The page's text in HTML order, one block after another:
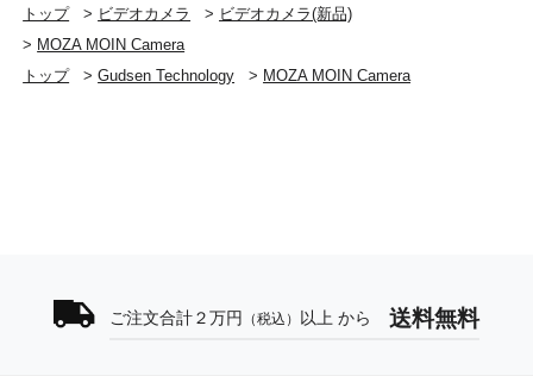
ジンバル・カメラ部
操作可能範囲
焦点距離14mm（35mm判換算）、F2.2、画角120°
トップ
> ビデオカメラ > ビデオカメラ(新品)
> MOZA MOIN Camera
トップ
>Gudsen Technology > MOZA MOIN Camera
ご注文合計２万円 （税込） 以上 から 送料無料